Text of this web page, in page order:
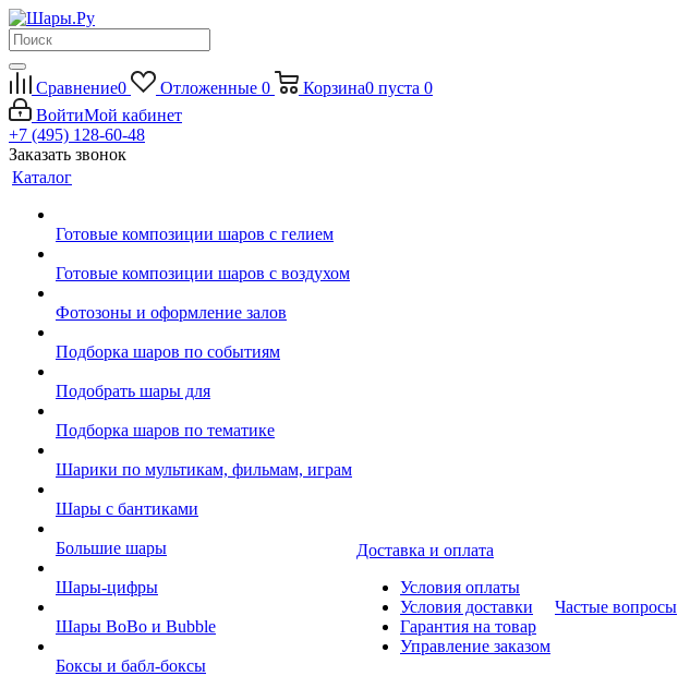
Сравнение0 Отложенные 0 Корзина0 пуста 0
ВойтиМой кабинет
+7 (495) 128-60-48
Заказать звонок
Каталог
Готовые композиции шаров с гелием
Готовые композиции шаров с воздухом
Фотозоны и оформление залов
Подборка шаров по событиям
Подобрать шары для
Подборка шаров по тематике
Шарики по мультикам, фильмам, играм
Шары с бантиками
Большие шары
Шары-цифры
Шары BoBo и Bubble
Боксы и бабл-боксы
Доставка и оплата
Условия оплаты
Условия доставки
Гарантия на товар
Управление заказом
Частые вопросы